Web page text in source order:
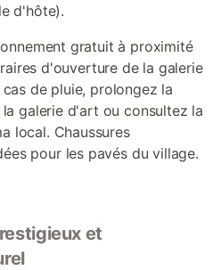
d'hôte).
gratuit à proximité
d'ouverture de la galerie
de pluie, prolongez la
galerie d'art ou consultez la
local. Chaussures
pour les pavés du village.
et